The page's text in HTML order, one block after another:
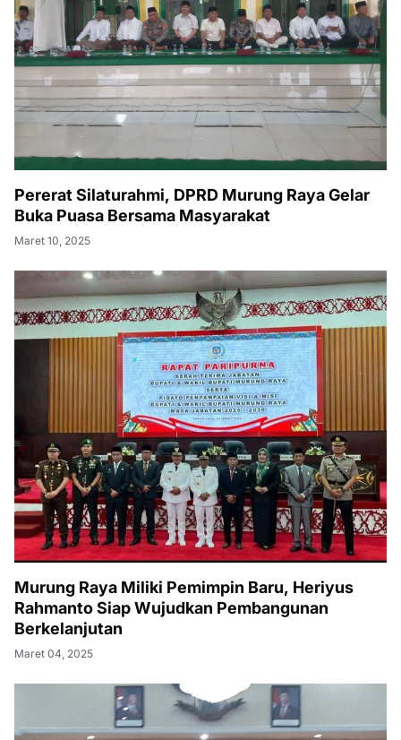
Pererat Silaturahmi, DPRD Murung Raya Gelar
Buka Puasa Bersama Masyarakat
Maret 10, 2025
Murung Raya Miliki Pemimpin Baru, Heriyus
Rahmanto Siap Wujudkan Pembangunan
Berkelanjutan
Maret 04, 2025